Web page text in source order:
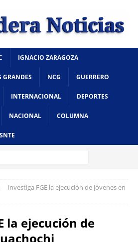
IGNACIO ZARAGOZA
GRANDES NCG GUERRERO
INTERNACIONAL DEPORTES
NACIONAL COLUMNA
SNTE
Investiga FGE la ejecución de jóvenes en
la ejecución de